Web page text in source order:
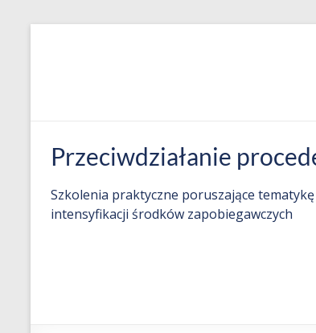
Countering
Trafficking
in
Przeciwdziałanie
Szkolenia praktyczne poruszające
intensyfikacji środków zapobiegawczych